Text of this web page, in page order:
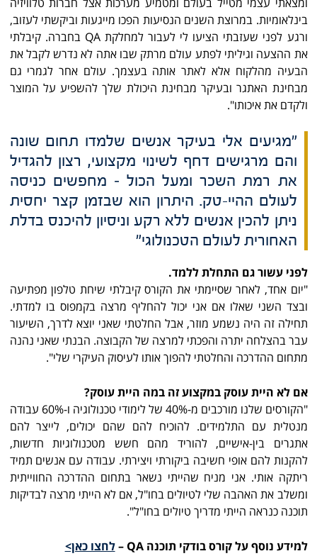
בינלאומיות. במרוצת השנים הנסיעות הפכו מייגעות וביקשתי לעזוב,
ורגע לפני שעזבתי הציעו לי לעבור למחלקת QA בחברה. קיבלתי
את ההצעה וגיליתי לפתע עולם מרתק שבו אתה לא נדרש לקבל את
הבעיה מהלקוח אלא לאתר אותה בעצמך. עולם אחר לגמרי גם
מבחינת האתגר ובעיקר מבחינת היכולת שלך להשפיע על המוצר
ולקדם את איכותו".
"מגיעים אלי בעיקר אנשים שלמדו תחום שונה
והם מרגישים דחף לשינוי מקצועי, רצון להגדיל
את רמת השכר ומעל הכול – מחפשים כניסה
לעולם ההיי-טק. היתרון הוא שבזמן קצר יחסית
ניתן להכין אנשים ללא רקע וניסיון להיכנס בדלת
האחורית לעולם הטכנולוגי"
לפני עשור גם התחלת ללמד.
"יום אחד, לאחר שסיימתי את הקורס קיבלתי שיחת טלפון מפתיעה
ובצד השני שאלו אם אני יכול להחליף מרצה בקמפוס בו למדתי.
תחילה זה היה נשמע מוזר, אבל החלטתי שאני יוצא לדרך, השיעור
עבר בהצלחה יתרה והפכתי למרצה של הקבוצה. הבנתי שאני נהנה
מתחום ההדרכה והחלטתי להפוך אותו לעיסוק העיקרי שלי".
אם לא היית עוסק במקצוע זה במה היית עוסק?
"הקורסים שלנו מורכבים מ-40% של לימודי טכנולוגיה ו-60% עבודה
מנטלית עם התלמידים. להוכיח להם שהם יכולים, לייצר להם
אתגרים בין-אישיים, להוריד מהם חשש מטכנולוגיות חדשות,
להקנות להם אופי חשיבה ביקורתי ויצירתי. עבודה עם אנשים תמיד
ריתקה אותי. אני מניח שהייתי נשאר בתחום ההדרכה החווייתית
ומשלב את האהבה שלי לטיולים בחו"ל, אם לא הייתי מרצה לבדיקות
תוכנה כנראה הייתי מדריך טיולים בחו"ל".
למידע נוסף על קורס בודקי תוכנה QA – לחצו כאן>